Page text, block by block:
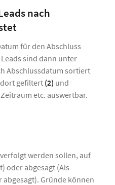
nach
für den Abschluss
sind dann unter
Abschlussdatum sortiert
gefiltert (2) und
etc. auswertbar.
werden sollen, auf
oder abgesagt (Als
Gründe können